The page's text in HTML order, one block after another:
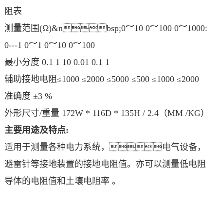
阻表
测量范围(Ω)&nbsp;0～10 0～100 0～1000:
0---1 0～1 0～10 0～100
最小分度 0.1 1 10 0.01 0.1 1
辅助接地电阻≤1000 ≤2000 ≤5000 ≤500 ≤1000 ≤2000
准确度 ±3 %
外形尺寸/重量 172W * 116D * 135H / 2.4（MM /KG）
主要用途及特点:
适用于测量各种电力系统，电气设备，
避雷针等接地装置的接地电阻值。亦可以测量低电阻
导体的电阻值和土壤电阻率 。